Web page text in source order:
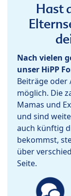
Hast
Nach vielen
unser HiPP
Beiträge
möglich. Die
Mamas und
und sind
auch künftig
bekommst,
über
Seite.